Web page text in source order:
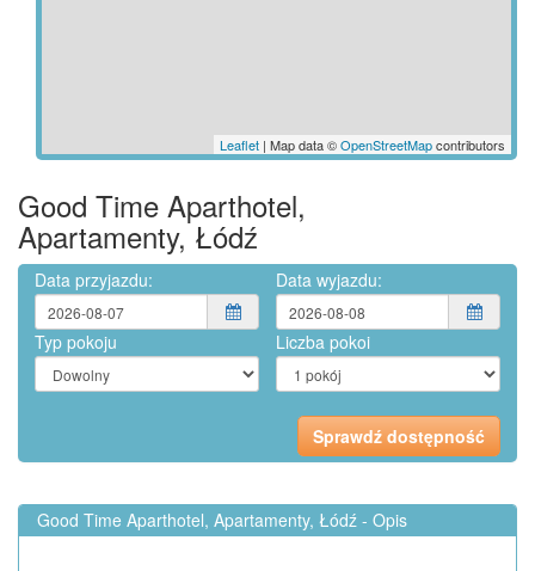
Leaflet | Map data ©OpenStreetMapcontributors
Good Time Aparthotel,
Apartamenty, Łódź
Data przyjazdu: Data wyjazdu:
Typ pokoju Liczba pokoi
Good Time Aparthotel, Apartamenty, Łódź - Opis